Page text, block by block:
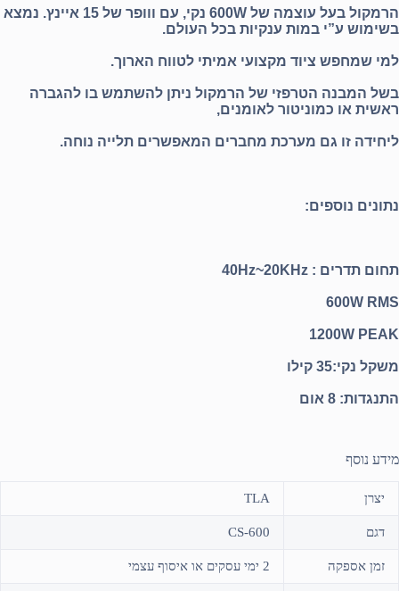
הרמקול בעל עוצמה של 600W נקי, עם ווופר של 15 איינץ. נמצא
בשימוש ע”י במות ענקיות בכל העולם.
למי שמחפש ציוד מקצועי אמיתי לטווח הארוך.
בשל המבנה הטרפזי של הרמקול ניתן להשתמש בו להגברה
ראשית או כמוניטור לאומנים,
ליחידה זו גם מערכת מחברים המאפשרים תלייה נוחה.
נתונים נוספים:
תחום תדרים : 40Hz~20KHz
600W RMS
1200W PEAK
משקל נקי:35 קילו
התנגדות: 8 אום
מידע נוסף
יצרן TLA
דגם CS-600
זמן אספקה 2 ימי עסקים או איסוף עצמי